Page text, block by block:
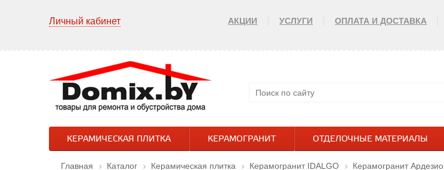
Личный кабинет АКЦИИ УСЛУГИ ОПЛАТА И ДОСТАВКА
КЕРАМИЧЕСКАЯ ПЛИТКА КЕРАМОГРАНИТ ОТДЕЛОЧНЫЕ МАТЕРИАЛЫ
Главная Каталог Керамическая плитка Керамогранит IDALGO Керамогранит Ардезио